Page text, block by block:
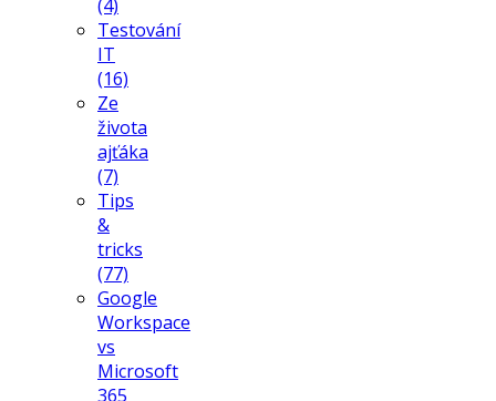
(4)
Testování
IT
(16)
Ze
života
ajťáka
(7)
Tips
&
tricks
(77)
Google
Workspace
vs
Microsoft
365